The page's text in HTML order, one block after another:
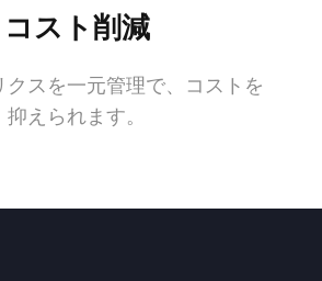
コスト削減
クスを一元管理で、コストを
抑えられます。